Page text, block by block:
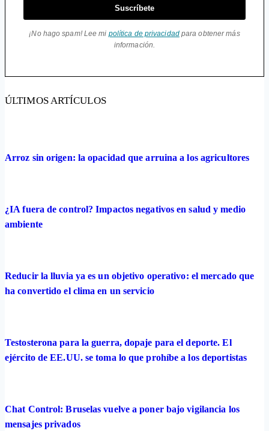
Suscríbete
¡No hago spam! Lee mi política de privacidadpara obtener más
información.
ÚLTIMOS ARTÍCULOS
Arroz sin origen: la opacidad que arruina a los agricultores
¿IA fuera de control? Impactos negativos en salud y medio
ambiente
Reducir la lluvia ya es un objetivo operativo: el mercado que
ha convertido el clima en un servicio
Testosterona para la guerra, dopaje para el deporte. El
ejército de EE.UU. se toma lo que prohíbe a los deportistas
Chat Control: Bruselas vuelve a poner bajo vigilancia los
mensajes privados